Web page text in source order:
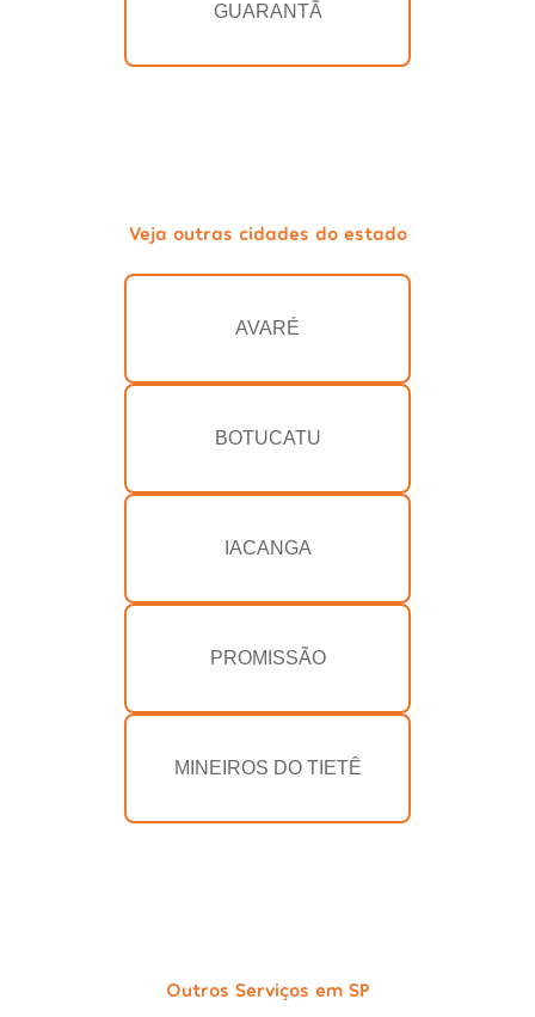
GUARANTÃ
Veja outras cidades do estado
AVARÉ
BOTUCATU
IACANGA
PROMISSÃO
MINEIROS DO TIETÊ
Outros Serviços em SP